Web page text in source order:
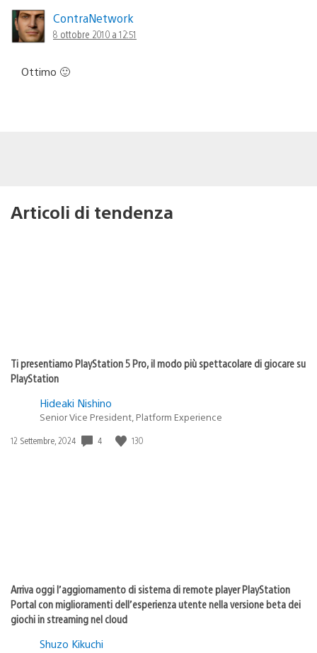
ContraNetwork
8 ottobre 2010 a 12:51
Ottimo 🙂
Articoli di tendenza
Ti presentiamo PlayStation 5 Pro, il modo più spettacolare di giocare su
PlayStation
Hideaki Nishino
Senior Vice President, Platform Experience
Data
12 Settembre, 2024 4 130
Arriva oggi l’aggiornamento di sistema di remote player PlayStation
Portal con miglioramenti dell’esperienza utente nella versione beta dei
giochi in streaming nel cloud
Shuzo Kikuchi